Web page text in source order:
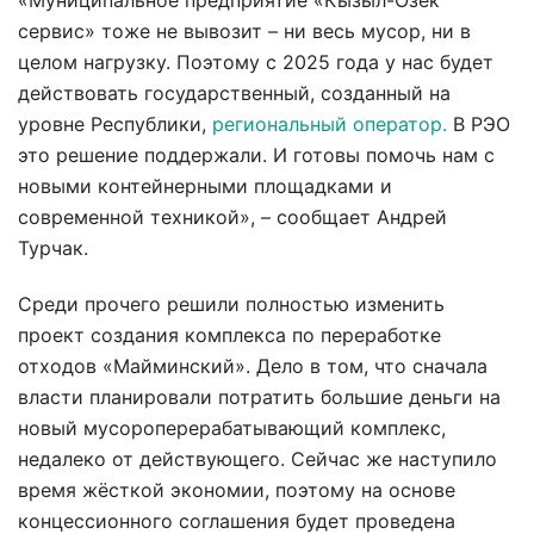
сервис» тоже не вывозит – ни весь мусор, ни в
целом нагрузку. Поэтому с 2025 года у нас будет
действовать государственный, созданный на
уровне Республики, региональный оператор. В РЭО
это решение поддержали. И готовы помочь нам с
новыми контейнерными площадками и
современной техникой», – сообщает Андрей
Турчак.
Среди прочего решили полностью изменить
проект создания комплекса по переработке
отходов «Майминский». Дело в том, что сначала
власти планировали потратить большие деньги на
новый мусороперерабатывающий комплекс,
недалеко от действующего. Сейчас же наступило
время жёсткой экономии, поэтому на основе
концессионного соглашения будет проведена